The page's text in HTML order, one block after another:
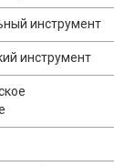
инструмент
инструмент